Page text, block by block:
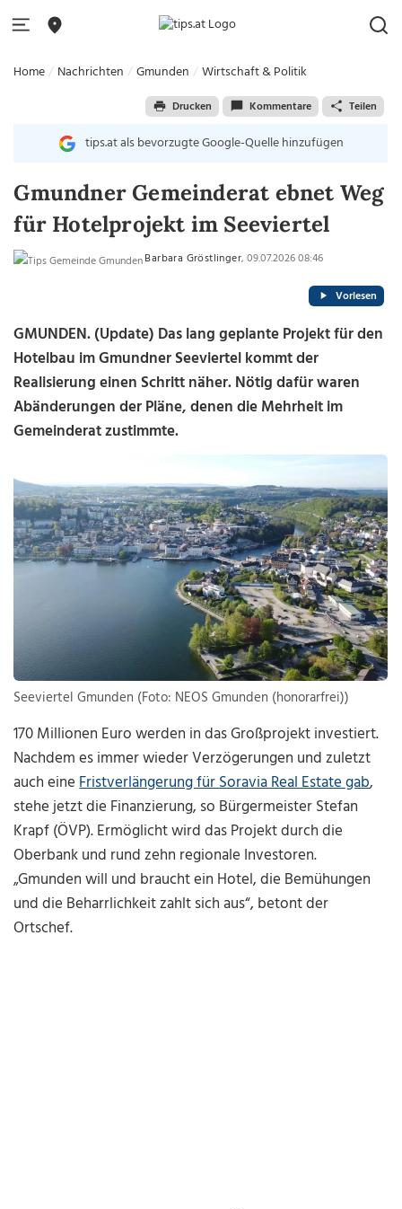
Home Nachrichten Gmunden Wirtschaft & Politik
Drucken Kommentare Teilen
tips.at als bevorzugte Google-Quelle hinzufügen
Gmundner Gemeinderat ebnet Weg
für Hotelprojekt im Seeviertel
Barbara Gröstlinger, 09.07.2026 08:46
Vorlesen
GMUNDEN. (Update) Das lang geplante Projekt für den
Hotelbau im Gmundner Seeviertel kommt der
Realisierung einen Schritt näher. Nötig dafür waren
Abänderungen der Pläne, denen die Mehrheit im
Gemeinderat zustimmte.
Seeviertel Gmunden (Foto: NEOS Gmunden (honorarfrei))
170 Millionen Euro werden in das Großprojekt investiert.
Nachdem es immer wieder Verzögerungen und zuletzt
auch eineFristverlängerung für Soravia Real Estate gab,
stehe jetzt die Finanzierung, so Bürgermeister Stefan
Krapf (ÖVP). Ermöglicht wird das Projekt durch die
Oberbank und rund zehn regionale Investoren.
„Gmunden will und braucht ein Hotel, die Bemühungen
und die Beharrlichkeit zahlt sich aus“, betont der
Ortschef.